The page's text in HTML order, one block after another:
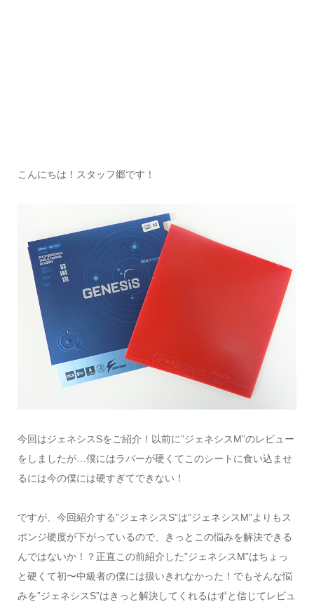
こんにちは！スタッフ郷です！
今回はジェネシスSをご紹介！以前に”ジェネシスM”のレビュー
をしましたが…僕にはラバーが硬くてこのシートに食い込ませ
るには今の僕には硬すぎてできない！
ですが、今回紹介する”ジェネシスS”は”ジェネシスM”よりもス
ポンジ硬度が下がっているので、きっとこの悩みを解決できる
んではないか！？正直この前紹介した”ジェネシスM”はちょっ
と硬くて初〜中級者の僕には扱いきれなかった！でもそんな悩
みを”ジェネシスS”はきっと解決してくれるはずと信じてレビュ